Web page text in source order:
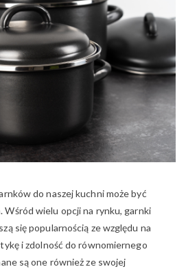
do naszej kuchni może być
Wśród wielu opcji na rynku, garnki
się popularnością ze względu na
i zdolność do równomiernego
są one również ze swojej